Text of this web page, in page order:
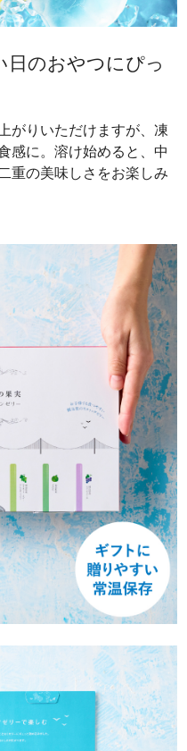
日のおやつにぴっ
がりいただけますが、凍
感に。溶け始めると、中
重の美味しさをお楽しみ